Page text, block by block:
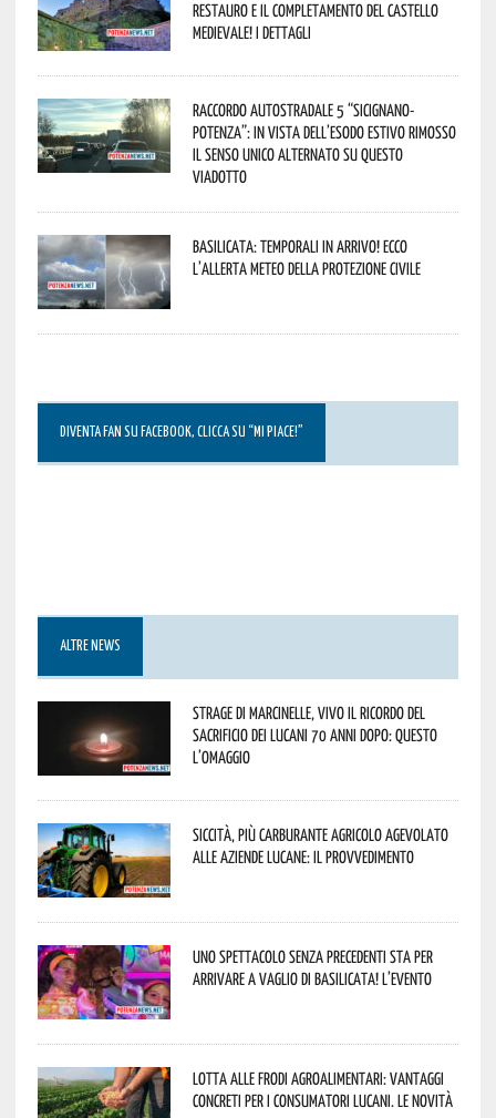
restauro e il completamento del Castello
Medievale! I dettagli
Raccordo Autostradale 5 “Sicignano-
Potenza”: in vista dell’esodo estivo rimosso
il senso unico alternato su questo
viadotto
Basilicata: temporali in arrivo! Ecco
l’allerta meteo della Protezione civile
DIVENTA FAN SU FACEBOOK, CLICCA SU “MI PIACE!”
ALTRE NEWS
Strage di Marcinelle, vivo il ricordo del
sacrificio dei lucani 70 anni dopo: questo
l’omaggio
Siccità, più carburante agricolo agevolato
alle aziende lucane: il provvedimento
Uno spettacolo senza precedenti sta per
arrivare a Vaglio di Basilicata! L’evento
Lotta alle frodi agroalimentari: vantaggi
concreti per i consumatori lucani. Le novità